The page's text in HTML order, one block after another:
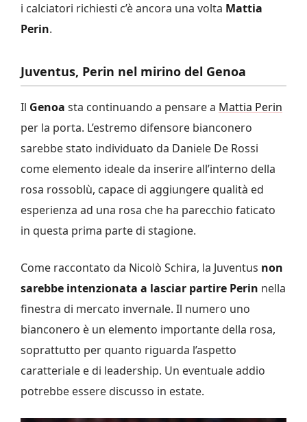
i calciatori richiesti c’è ancora una volta Mattia
Perin.
Juventus, Perin nel mirino del Genoa
Il Genoa sta continuando a pensare a Mattia Perin
per la porta. L’estremo difensore bianconero
sarebbe stato individuato da Daniele De Rossi
come elemento ideale da inserire all’interno della
rosa rossoblù, capace di aggiungere qualità ed
esperienza ad una rosa che ha parecchio faticato
in questa prima parte di stagione.
Come raccontato da Nicolò Schira, la Juventus non
sarebbe intenzionata a lasciar partire Perin nella
finestra di mercato invernale. Il numero uno
bianconero è un elemento importante della rosa,
soprattutto per quanto riguarda l’aspetto
caratteriale e di leadership. Un eventuale addio
potrebbe essere discusso in estate.